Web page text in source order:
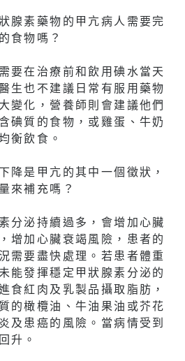
腺素藥物的甲亢病人需要完
食物嗎？
要在治療前和飲用碘水當天
生也不建議日常有服用藥物
變化，營養師則會建議他們
碘質的食物，或雞蛋、牛奶
衡飲食。
降是甲亢的其中一個徵狀，
來補充嗎？
分泌持續過多，會增加心臟
增加心臟衰竭風險，患者的
需要盡快處理。若患者體重
能發揮穩定甲狀腺素分泌的
食紅肉及乳製品攝取脂肪，
的橄欖油、牛油果油或芥花
及患癌的風險。當病情受到
升。